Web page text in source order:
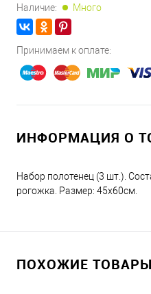
Наличие: Много
Принимаем к оплате:
ИНФОРМАЦИЯ О
Набор полотенец (3 шт.).
рогожка. Размер: 45х60см.
ПОХОЖИЕ